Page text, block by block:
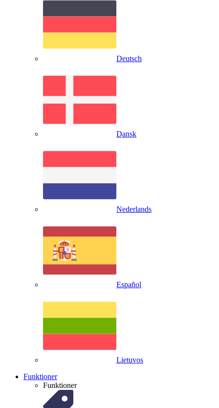
Deutsch
Dansk
Nederlands
Español
Lietuvos
Funktioner
Funktioner